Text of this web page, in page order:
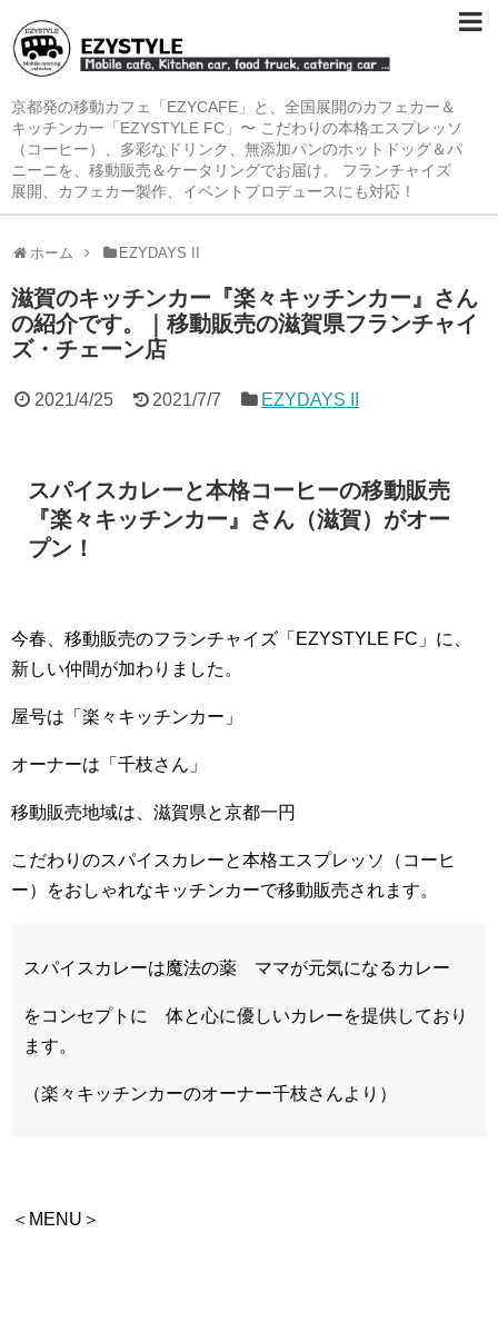
京都発の移動カフェ「EZYCAFE」と、全国展開のカフェカー＆
キッチンカー「EZYSTYLE FC」〜 こだわりの本格エスプレッソ
（コーヒー）、多彩なドリンク、無添加パンのホットドッグ＆パ
ニーニを、移動販売＆ケータリングでお届け。 フランチャイズ
展開、カフェカー製作、イベントプロデュースにも対応！
ホーム EZYDAYS II
滋賀のキッチンカー『楽々キッチンカー』さん
の紹介です。｜移動販売の滋賀県フランチャイ
ズ・チェーン店
2021/4/25 2021/7/7 EZYDAYS II
スパイスカレーと本格コーヒーの移動販売
『楽々キッチンカー』さん（滋賀）がオー
プン！
今春、移動販売のフランチャイズ「EZYSTYLE FC」に、
新しい仲間が加わりました。
屋号は「楽々キッチンカー」
オーナーは「千枝さん」
移動販売地域は、滋賀県と京都一円
こだわりのスパイスカレーと本格エスプレッソ（コーヒ
ー）をおしゃれなキッチンカーで移動販売されます。
スパイスカレーは魔法の薬 ママが元気になるカレー
をコンセプトに 体と心に優しいカレーを提供しており
ます。
（楽々キッチンカーのオーナー千枝さんより）
＜MENU＞